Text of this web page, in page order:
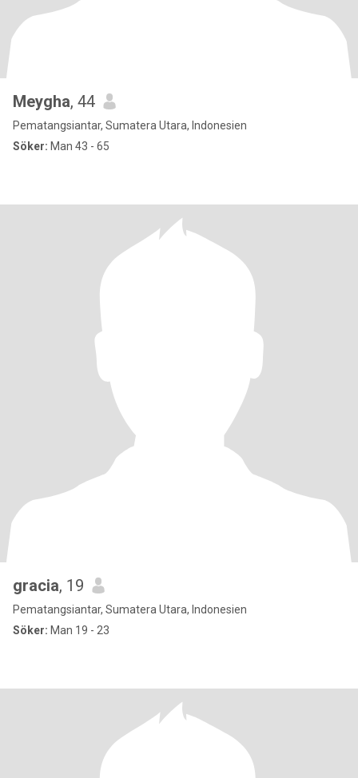
Meygha, 44
Pematangsiantar, Sumatera Utara, Indonesien
Söker: Man 43 - 65
gracia, 19
Pematangsiantar, Sumatera Utara, Indonesien
Söker: Man 19 - 23